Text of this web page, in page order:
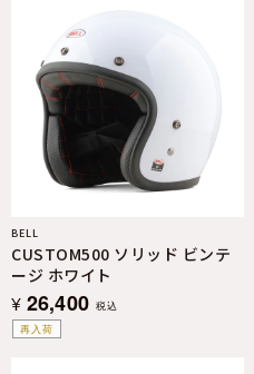
再入荷
BELL
CUSTOM500 ソリッド ビンテ
ージ ホワイト
¥ 26,400 税込